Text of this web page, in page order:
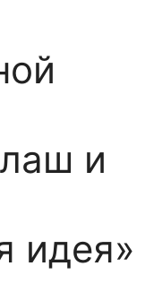
и
идея»